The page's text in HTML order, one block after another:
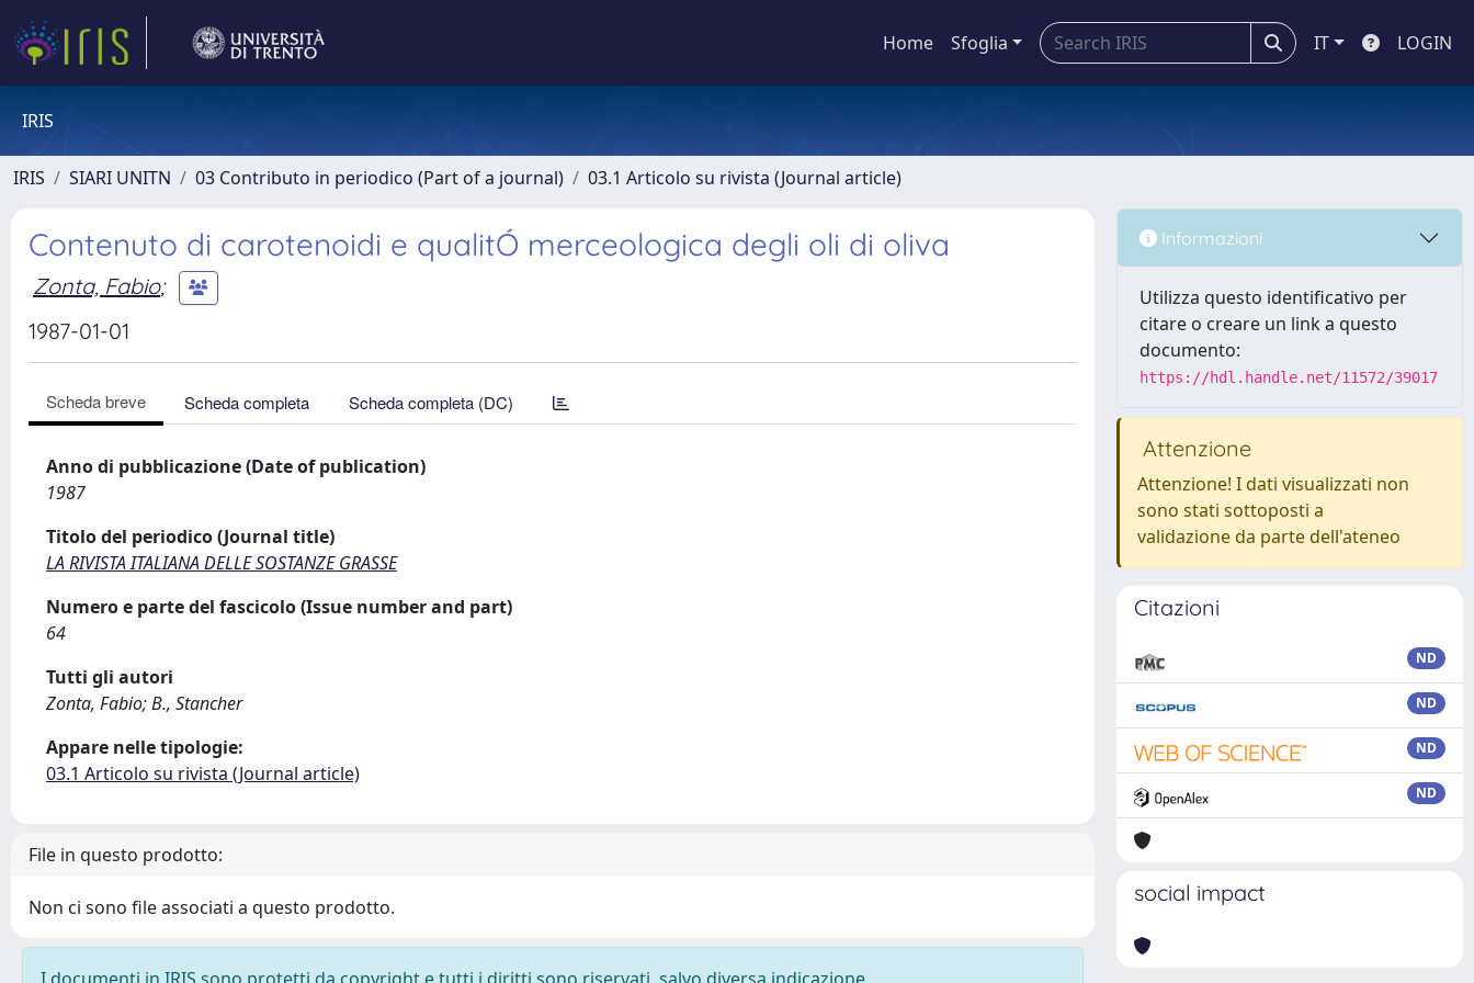
Home Sfoglia IT LOGIN
IRIS
IRIS SIARI UNITN 03 Contributo in periodico (Part of a journal) 03.1 Articolo su rivista (Journal article)
Contenuto di carotenoidi e qualitÓ merceologica degli oli di oliva
Zonta, Fabio;
1987-01-01
Scheda breve Scheda completa Scheda completa (DC)
Anno di pubblicazione (Date of publication)
1987
Titolo del periodico (Journal title)
LA RIVISTA ITALIANA DELLE SOSTANZE GRASSE
Numero e parte del fascicolo (Issue number and part)
64
Tutti gli autori
Zonta, Fabio; B., Stancher
Appare nelle tipologie:
03.1 Articolo su rivista (Journal article)
File in questo prodotto:
Non ci sono file associati a questo prodotto.
Informazioni
Utilizza questo identificativo per
citare o creare un link a questo
documento:
https://hdl.handle.net/11572/39017
Attenzione
Attenzione! I dati visualizzati non
sono stati sottoposti a
validazione da parte dell'ateneo
Citazioni
ND
ND
ND
ND
social impact